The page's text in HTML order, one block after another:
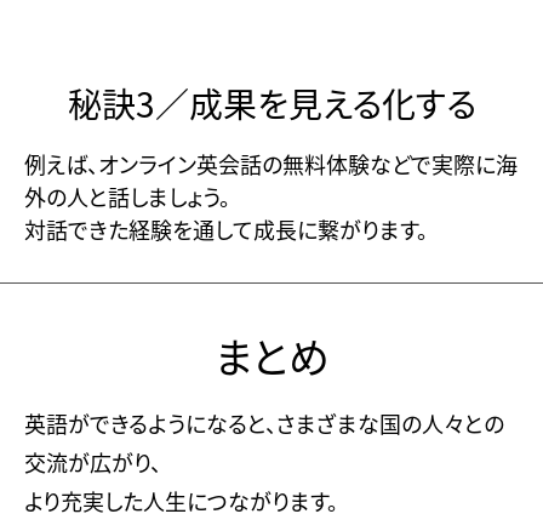
秘訣3／成果を見える化する
例えば、オンライン英会話の無料体験などで実際に海
外の人と話しましょう。
対話できた経験を通して成長に繋がります。
まとめ
英語ができるようになると、さまざまな国の人々との
交流が広がり、
より充実した人生につながります。